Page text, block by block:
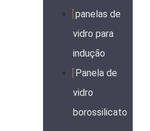
panelas de
vidro para
indução
Panela de
vidro
borossilicato